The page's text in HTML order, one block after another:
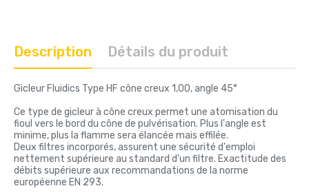
Description Détails du produit
Gicleur Fluidics Type HF cône creux 1,00, angle 45°
Ce type de gicleur à cône creux permet une atomisation du
fioul vers le bord du cône de pulvérisation. Plus l'angle est
minime, plus la flamme sera élancée mais effilée.
Deux filtres incorporés, assurent une sécurité d'emploi
nettement supérieure au standard d'un filtre. Exactitude des
débits supérieure aux recommandations de la norme
européenne EN 293.